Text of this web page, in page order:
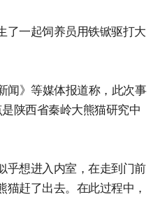
了一起饲养员用铁锨驱打大
闻》等媒体报道称，此次事
陕西省秦岭大熊猫研究中
乎想进入内室，在走到门前
赶了出去。在此过程中，